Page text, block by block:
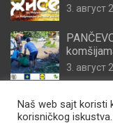
3. август
3. август
Naš web sajt koristi
korisničkog